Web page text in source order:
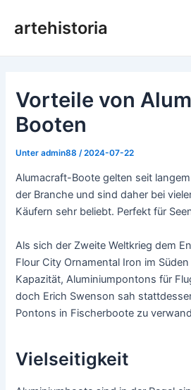
Inhaltartehistoria
Vorteile von
Booten
Unteradmin88 /2024-07-22
Alumacraft-Boote gelten seit
der Branche und sind daher bei
Käufern sehr beliebt. Perfekt für
Als sich der Zweite Weltkrieg dem
Flour City Ornamental Iron im
Kapazität, Aluminiumpontons für
doch Erich Swenson sah
Pontons in Fischerboote zu
Vielseitigkeit